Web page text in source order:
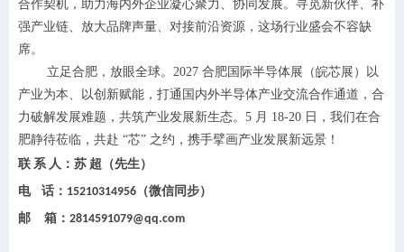
合作契机，助力海内外企业凝心聚力、协同发展。寻觅新伙伴、补
强产业链、放大品牌声量、对接前沿资源，这场行业盛会不容缺
席。
立足合肥，放眼全球。 2027 合肥国际半导体展（皖芯展）以
产业为本、以创新赋能，打通国内外半导体产业交流合作通道，合
力破解发展难题，共筑产业发展新生态。5 月 18-20 日，我们在合
肥静待莅临，共赴 “芯” 之约，携手擘画产业发展新远景！
联 系 人：苏 超（先生）
电
话： 15210314956 （微信同步）
邮
箱： 2814591079@qq.com